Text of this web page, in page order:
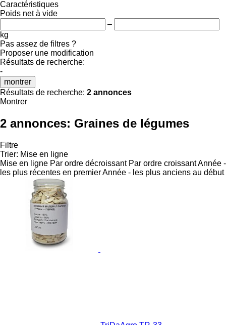
Caractéristiques
Poids net à vide
–
kg
Pas assez de filtres ?
Proposer une modification
Résultats de recherche:
-
montrer
Résultats de recherche: 2 annonces
Montrer
2 annonces: Graines de légumes
Filtre
Trier: Mise en ligne
Mise en ligne Par ordre décroissant Par ordre croissantAnnée -
les plus récentes en premierAnnée - les plus anciens au début